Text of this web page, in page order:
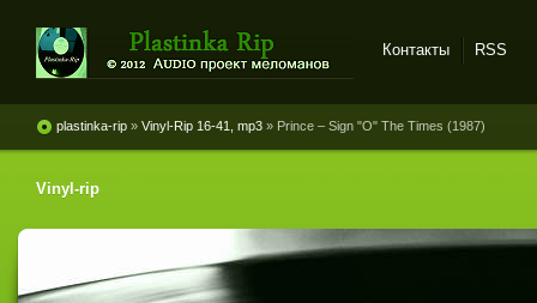
винила и магнитоальбомов
Контакты RSS
plastinka-rip » Vinyl-Rip 16-41, mp3 » Prince ‎– Sign "O" The Times (1987)
Vinyl-rip